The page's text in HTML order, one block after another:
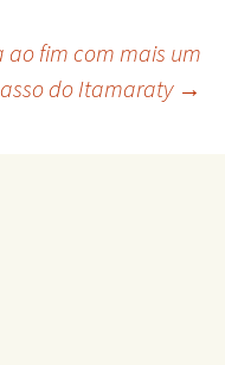
fim com mais um
do Itamaraty →